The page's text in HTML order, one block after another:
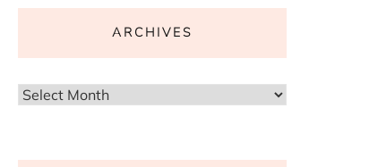
ARCHIVES
Archives